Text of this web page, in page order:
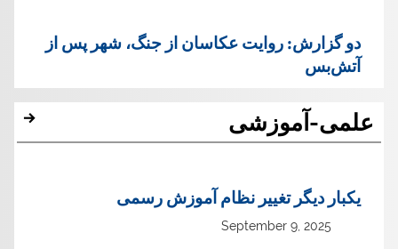
دو گزارش: روایت عکاسان از جنگ، شهر پس از
آتش‌بس
علمی-آموزشی
یک‏بار دیگر تغییر نظام آموزش رسمی
September 9, 2025